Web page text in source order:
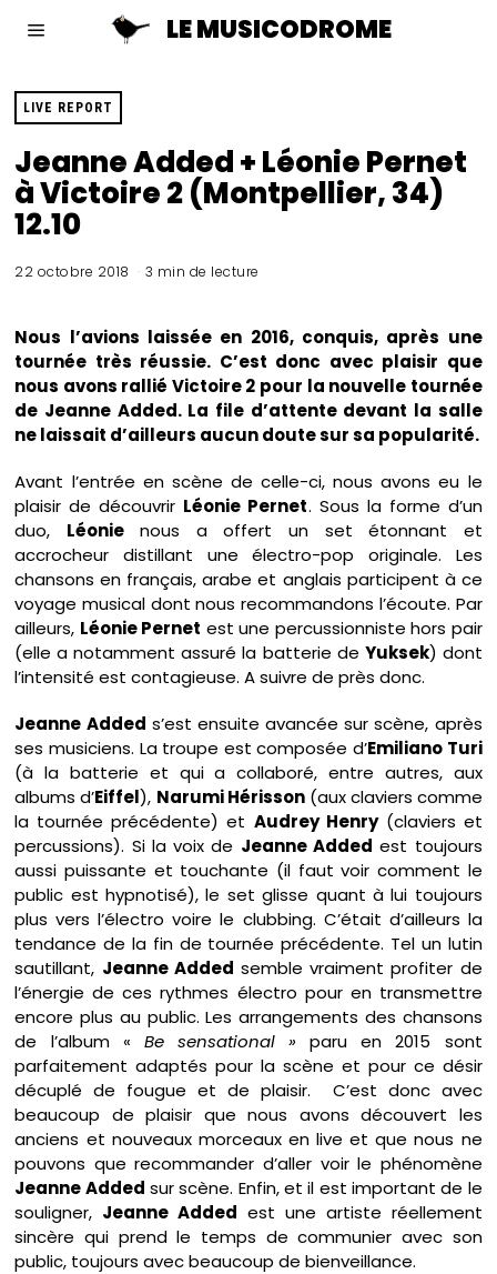
LE MUSICODROME
LIVE REPORT
Jeanne Added + Léonie Pernet
à Victoire 2 (Montpellier, 34)
12.10
22 octobre 2018 3 min de lecture
Nous l’avions laissée en 2016, conquis, après une
tournée très réussie. C’est donc avec plaisir que
nous avons rallié Victoire 2 pour la nouvelle tournée
de Jeanne Added. La file d’attente devant la salle
ne laissait d’ailleurs aucun doute sur sa popularité.
Avant l’entrée en scène de celle-ci, nous avons eu le
plaisir de découvrir Léonie Pernet. Sous la forme d’un
duo, Léonienous a offert un set étonnant et
accrocheur distillant une électro-pop originale. Les
chansons en français, arabe et anglais participent à ce
voyage musical dont nous recommandons l’écoute. Par
ailleurs, Léonie Pernet est une percussionniste hors pair
(elle a notamment assuré la batterie de Yuksek) dont
l’intensité est contagieuse. A suivre de près donc.
Jeanne Added s’est ensuite avancée sur scène, après
ses musiciens. La troupe est composée d’Emiliano Turi
(à la batterie et qui a collaboré, entre autres, aux
albums d’Eiffel), Narumi Hérisson(aux claviers comme
la tournée précédente) et Audrey Henry(claviers et
percussions). Si la voix de Jeanne Added est toujours
aussi puissante et touchante (il faut voir comment le
public est hypnotisé), le set glisse quant à lui toujours
plus vers l’électro voire le clubbing. C’était d’ailleurs la
tendance de la fin de tournée précédente. Tel un lutin
sautillant, Jeanne Added semble vraiment profiter de
l’énergie de ces rythmes électro pour en transmettre
encore plus au public. Les arrangements des chansons
de l’album « Be sensational » paru en 2015 sont
parfaitement adaptés pour la scène et pour ce désir
décuplé de fougue et de plaisir. C’est donc avec
beaucoup de plaisir que nous avons découvert les
anciens et nouveaux morceaux en live et que nous ne
pouvons que recommander d’aller voir le phénomène
Jeanne Added sur scène. Enfin, et il est important de le
souligner, Jeanne Added est une artiste réellement
sincère qui prend le temps de communier avec son
public, toujours avec beaucoup de bienveillance.